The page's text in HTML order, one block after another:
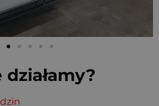
działamy?